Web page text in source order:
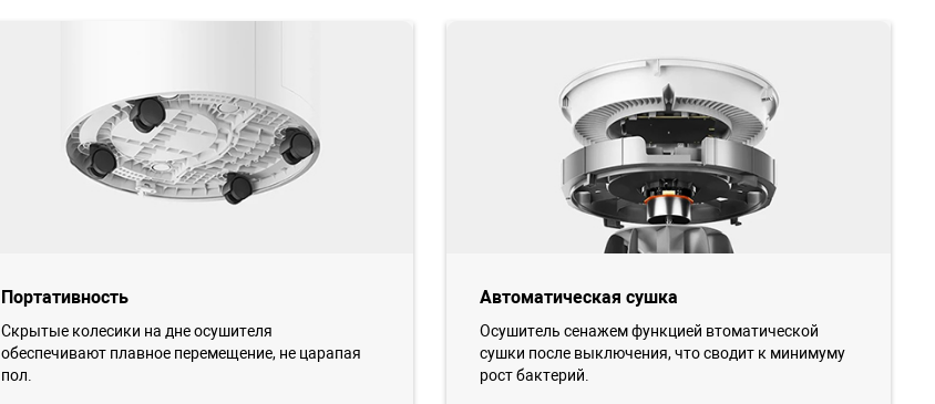
Портативность
Скрытые колесики на дне осушителя
обеспечивают плавное перемещение, не царапая
пол.
Автоматическая сушка
Осушитель сенажем функцией втоматической
сушки после выключения, что сводит к минимуму
рост бактерий.